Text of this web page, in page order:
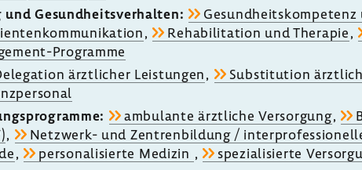
Gesund­heits­ver­halten:
Gesund­heits­kom­pe­tenz
, Reha­bi­li­ta­tion und Therapie,
​Programme
ärzt­li­cher Leis­tungen, Substi­tu­tion
ambu­lante ärzt­liche Versor­gung,
, Netzwerk-​ und Zentren­bil­dung /
, perso­na­li­sierte Medizin , spezia­li­sierte